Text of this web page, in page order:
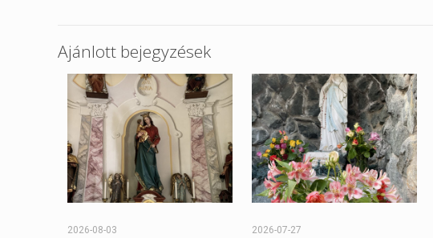
Ajánlott bejegyzések
2026-08-03 2026-07-27